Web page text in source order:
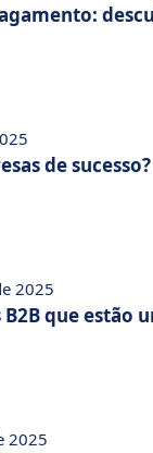
de
2025
que estão
2025